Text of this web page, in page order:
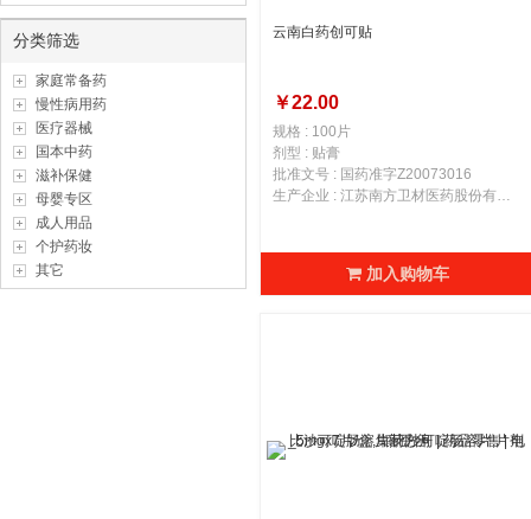
分类筛选
家庭常备药
慢性病用药
医疗器械
国本中药
滋补保健
母婴专区
成人用品
个护药妆
其它
云南白药创可贴
￥22.00
规格 : 100片
剂型 : 贴膏
批准文号 : 国药准字Z20073016
生产企业 : 江苏南方卫材医药股份有限公司
加入购物车